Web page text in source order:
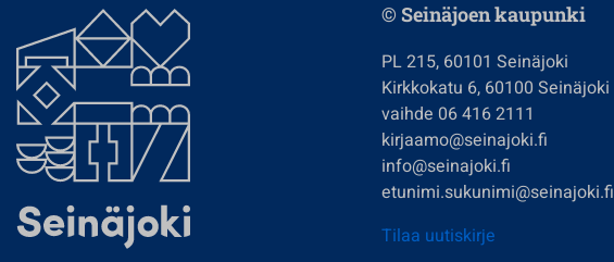
© Seinäjoen kaupunki
PL 215, 60101 Seinäjoki
Kirkkokatu 6, 60100 Seinäjoki
vaihde 06 416 2111
kirjaamo@seinajoki.fi
info@seinajoki.fi
etunimi.sukunimi@seinajoki.fi
Tilaa uutiskirje